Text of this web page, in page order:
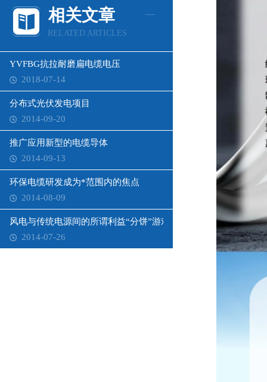
相关文章
RELATED ARTICLES
YVFBG抗拉耐磨扁电缆电压
2018-07-14
分布式光伏发电项目
2014-09-20
推广应用新型的电缆导体
2014-09-13
环保电缆研发成为*范围内的焦点
2014-08-09
风电与传统电源间的所谓利益“分饼”游戏
2014-07-26